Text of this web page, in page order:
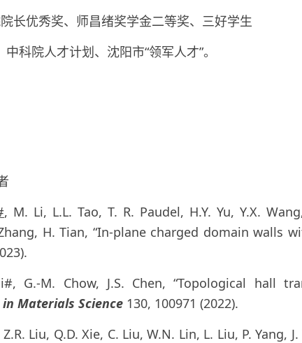
长优秀奖、师昌绪奖学金二等奖、三好学生
科院人才计划、沈阳市“领军人才”。
, M. Li, L.L. Tao, T. R. Paudel, H.Y. Yu, Y.X.
H. Tian, “In-plane charged domain
G.-M. Chow, J.S. Chen, “Topological hall
Materials Science 130, 100971 (2022).
Z.R. Liu, Q.D. Xie, C. Liu, W.N. Lin, L. Liu, P. Yang,